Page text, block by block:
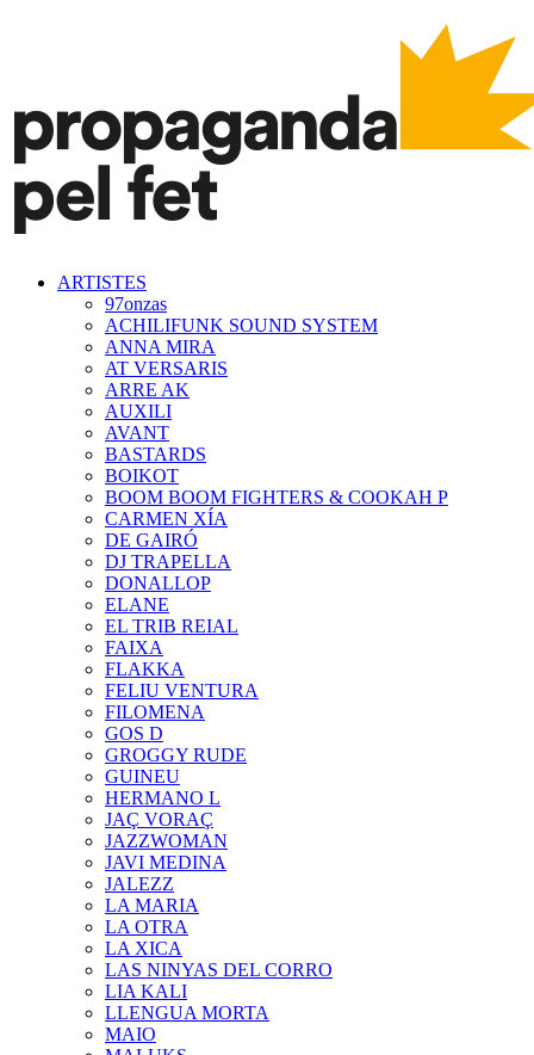
ARTISTES
97onzas
ACHILIFUNK SOUND SYSTEM
ANNA MIRA
AT VERSARIS
ARRE AK
AUXILI
AVANT
BASTARDS
BOIKOT
BOOM BOOM FIGHTERS & COOKAH P
CARMEN XÍA
DE GAIRÓ
DJ TRAPELLA
DONALLOP
ELANE
EL TRIB REIAL
FAIXA
FLAKKA
FELIU VENTURA
FILOMENA
GOS D
GROGGY RUDE
GUINEU
HERMANO L
JAÇ VORAÇ
JAZZWOMAN
JAVI MEDINA
JALEZZ
LA MARIA
LA OTRA
LA XICA
LAS NINYAS DEL CORRO
LIA KALI
LLENGUA MORTA
MAIO